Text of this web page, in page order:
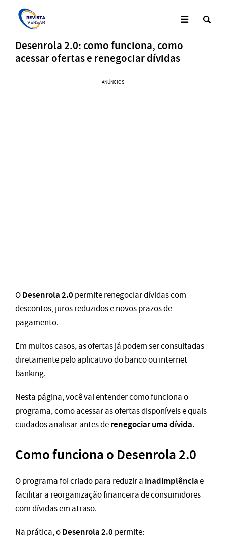
Desenrola 2.0: como funciona, como
acessar ofertas e renegociar dívidas
ANÚNCIOS
ODesenrola 2.0 permite renegociar dívidas com
descontos, juros reduzidos e novos prazos de
pagamento.
Em muitos casos, as ofertas já podem ser consultadas
diretamente pelo aplicativo do banco ou internet
banking.
Nesta página, você vai entender como funciona o
programa, como acessar as ofertas disponíveis e quais
cuidados analisar antes derenegociar uma dívida.
Como funciona o Desenrola 2.0
O programa foi criado para reduzir a inadimplênciae
facilitar a reorganização financeira de consumidores
com dívidas em atraso.
Na prática, oDesenrola 2.0 permite: